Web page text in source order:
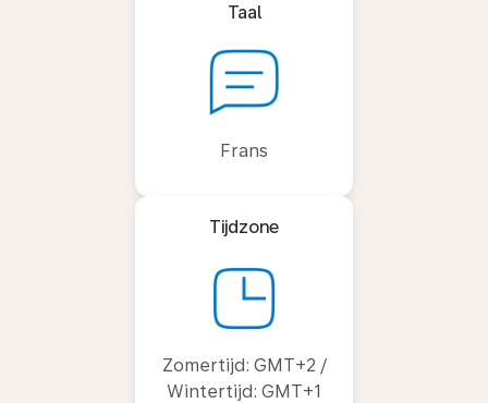
Taal
Frans
Tijdzone
Zomertijd: GMT+2 /
Wintertijd: GMT+1